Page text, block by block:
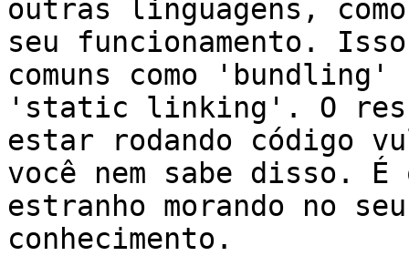
outras linguagens,
seu funcionamento.
comuns como
'static linking'. O
estar rodando código
você nem sabe disso.
estranho morando no
conhecimento.